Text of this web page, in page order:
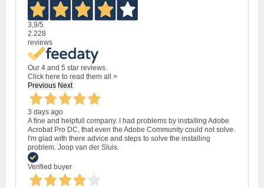
3,9/5
2.228
reviews
Our 4 and 5 star reviews.
Click here to read them all >
Previous Next
3 days ago
A fine and helpfull company. I had problems by installing Adobe
Acrobat Pro DC, that even the Adobe Community could not solve.
I'm glad with there advice and steps to solve the installing
problem. Joop van der Sluis.
Verified buyer